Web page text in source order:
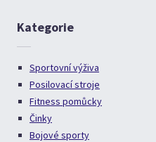
Kategorie
Sportovní výživa
Posilovací stroje
Fitness pomůcky
Činky
Bojové sporty